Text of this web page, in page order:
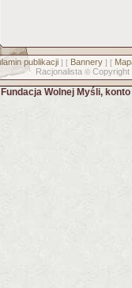
publikacji] [ Bannery] [
Racjonalista © Copyright
Fundacja Wolnej Myśli,